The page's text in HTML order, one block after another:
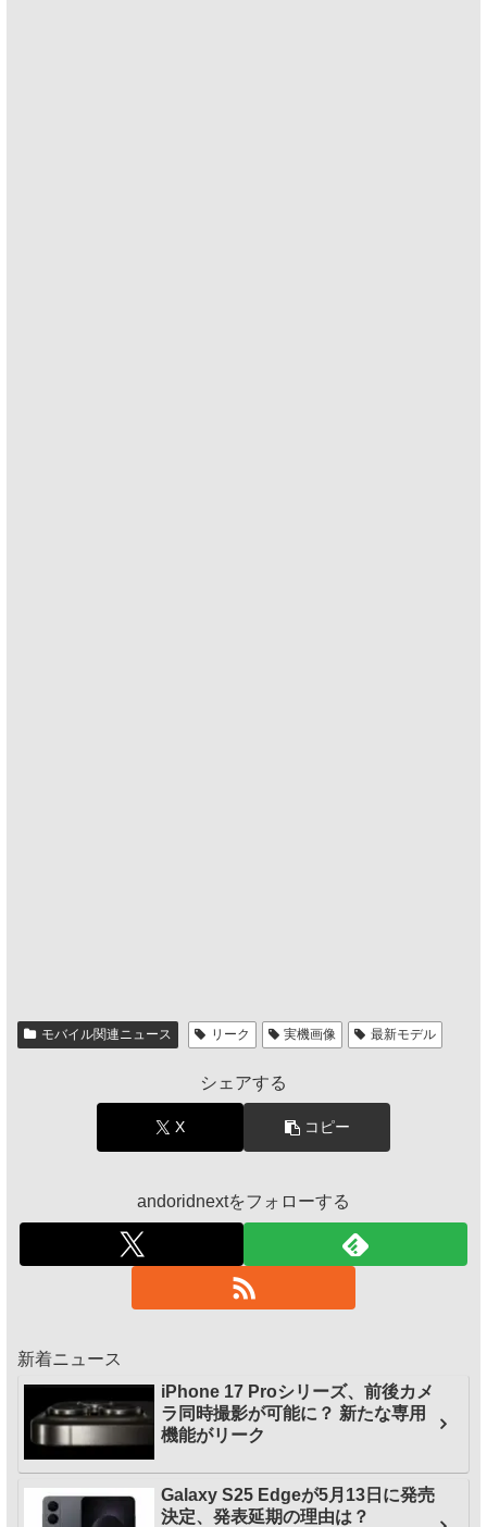
モバイル関連ニュース リーク 実機画像 最新モデル
シェアする
X コピー
andoridnextをフォローする
新着ニュース
iPhone 17 Proシリーズ、前後カメ
ラ同時撮影が可能に？ 新たな専用
機能がリーク
Galaxy S25 Edgeが5月13日に発売
決定、発表延期の理由は？